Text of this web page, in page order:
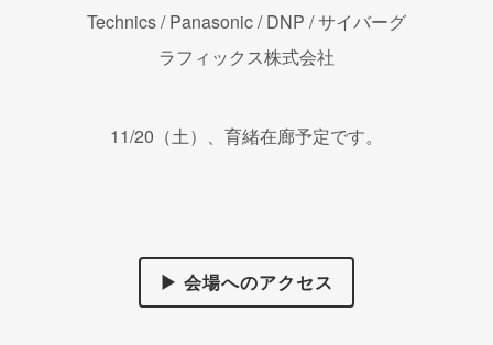
Technics / Panasonic / DNP / サイバーグ
ラフィックス株式会社
11/20（土）、育緒在廊予定です。
▶ 会場へのアクセス